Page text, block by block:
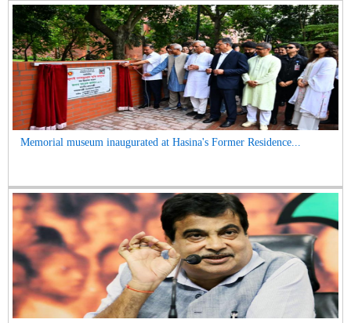
Memorial museum inaugurated at Hasina's Former Residence...